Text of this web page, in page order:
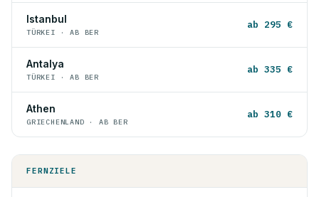
Istanbul
TÜRKEI · AB BER
ab 295 €
Antalya
TÜRKEI · AB BER
ab 335 €
Athen
GRIECHENLAND · AB BER
ab 310 €
FERNZIELE